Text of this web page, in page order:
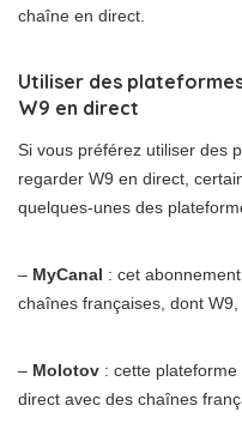
chaîne en direct.
Utiliser des
W9 en direct
Si vous préférez utiliser des
regarder W9 en direct,
quelques-unes des
– MyCanal : cet
chaînes françaises, dont W9,
– Molotov : cette
direct avec des chaînes